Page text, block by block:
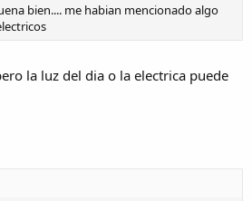
bien.... me habian mencionado algo
la luz del dia o la electrica puede